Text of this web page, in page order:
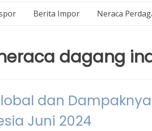
Berita Impor Neraca
dagang
dan
Juni 2024